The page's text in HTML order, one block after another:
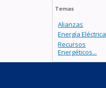
Temas
Alianzas
Energía Eléctrica
Recursos
Energéticos...